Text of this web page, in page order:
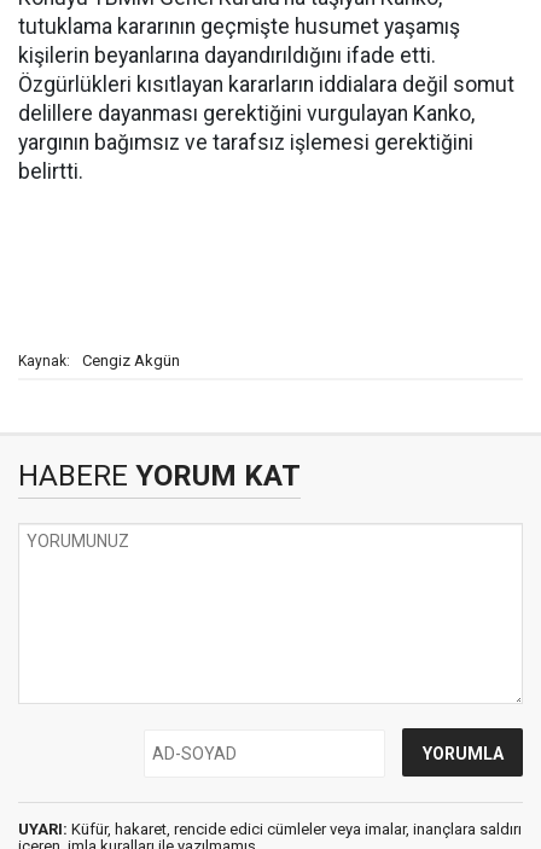
tutuklama kararının geçmişte husumet yaşamış
kişilerin beyanlarına dayandırıldığını ifade etti.
Özgürlükleri kısıtlayan kararların iddialara değil somut
delillere dayanması gerektiğini vurgulayan Kanko,
yargının bağımsız ve tarafsız işlemesi gerektiğini
belirtti.
Kaynak: Cengiz Akgün
HABERE YORUM KAT
UYARI: Küfür, hakaret, rencide edici cümleler veya imalar, inançlara saldırı